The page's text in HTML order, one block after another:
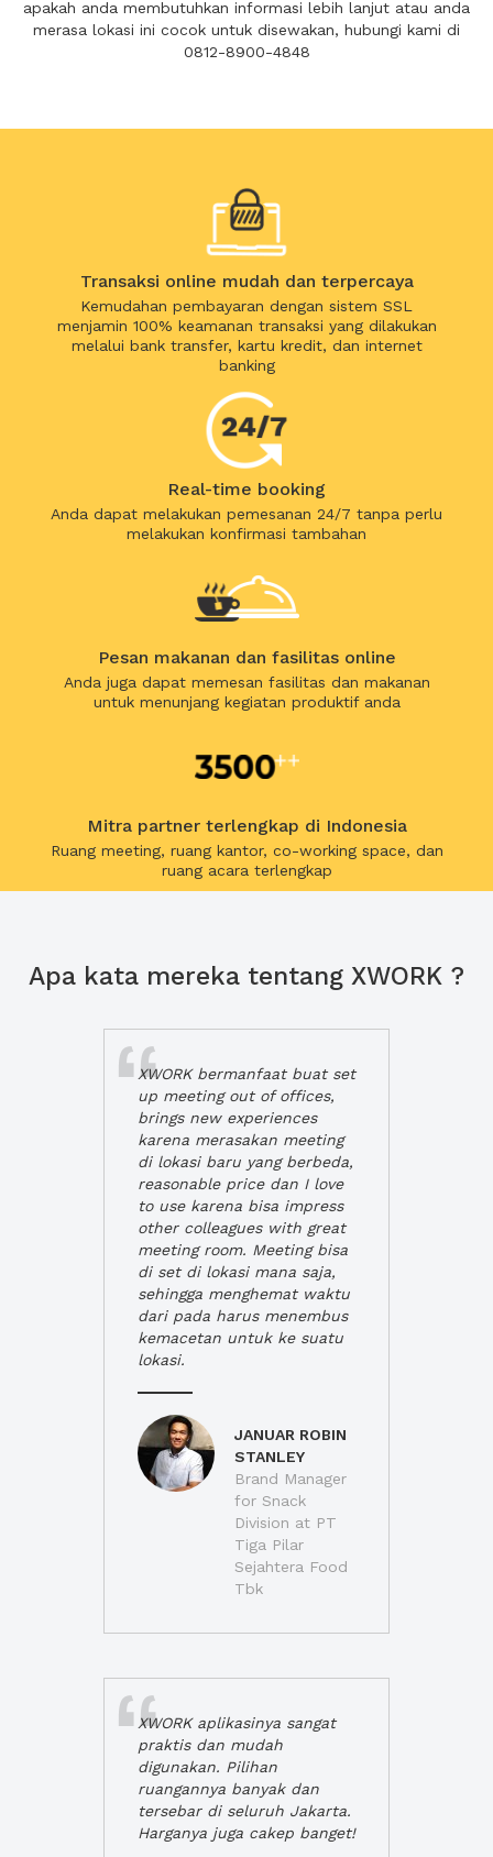
apakah anda membutuhkan informasi lebih lanjut atau anda
merasa lokasi ini cocok untuk disewakan, hubungi kami di
0812-8900-4848
Transaksi online mudah dan terpercaya
Kemudahan pembayaran dengan sistem SSL
menjamin 100% keamanan transaksi yang dilakukan
melalui bank transfer, kartu kredit, dan internet
banking
Real-time booking
Anda dapat melakukan pemesanan 24/7 tanpa perlu
melakukan konfirmasi tambahan
Pesan makanan dan fasilitas online
Anda juga dapat memesan fasilitas dan makanan
untuk menunjang kegiatan produktif anda
Mitra partner terlengkap di Indonesia
Ruang meeting, ruang kantor, co-working space, dan
ruang acara terlengkap
Apa kata mereka tentang XWORK ?
XWORK bermanfaat buat set
up meeting out of offices,
brings new experiences
karena merasakan meeting
di lokasi baru yang berbeda,
reasonable price dan I love
to use karena bisa impress
other colleagues with great
meeting room. Meeting bisa
di set di lokasi mana saja,
sehingga menghemat waktu
dari pada harus menembus
kemacetan untuk ke suatu
lokasi.
JANUAR ROBIN
STANLEY
Brand Manager
for Snack
Division at PT
Tiga Pilar
Sejahtera Food
Tbk
XWORK aplikasinya sangat
praktis dan mudah
digunakan. Pilihan
ruangannya banyak dan
tersebar di seluruh Jakarta.
Harganya juga cakep banget!